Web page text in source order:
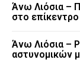
Άνω Λιόσια –
στο
Άνω Λιόσια –
αστυνομικών